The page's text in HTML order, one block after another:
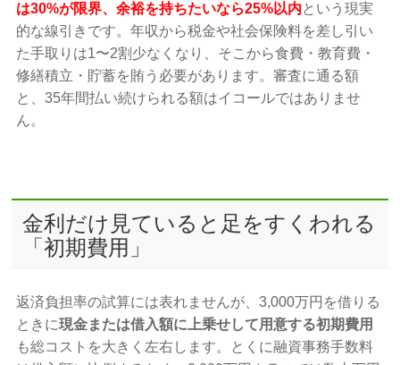
は30%が限界、余裕を持ちたいなら25%以内 という現実
的な線引きです。年収から税金や社会保険料を差し引い
た手取りは1〜2割少なくなり、そこから食費・教育費・
修繕積立・貯蓄を賄う必要があります。審査に通る額
と、35年間払い続けられる額はイコールではありませ
ん。
金利だけ見ていると足をすくわれる
「初期費用」
返済負担率の試算には表れませんが、3,000万円を借りる
ときに現金または借入額に上乗せして用意する初期費用
も総コストを大きく左右します。とくに融資事務手数料